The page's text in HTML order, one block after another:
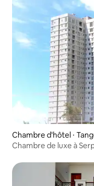
Chambre d'hôtel ⋅
Chambre de luxe à